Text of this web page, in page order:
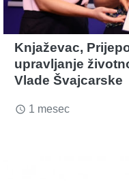
Knjaževac,
upravljanje
Vlade Švajcarske
access_time 1 mesec